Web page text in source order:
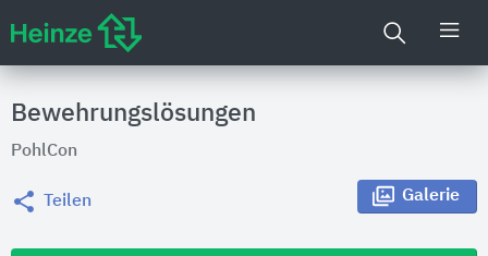
Bewehrungslösungen
PohlCon
Teilen Galerie